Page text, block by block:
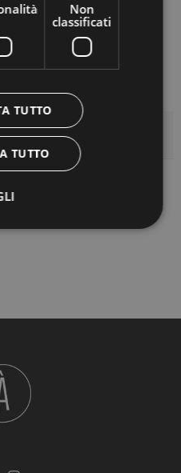
Non
classificati
TUTTO
TUTTO